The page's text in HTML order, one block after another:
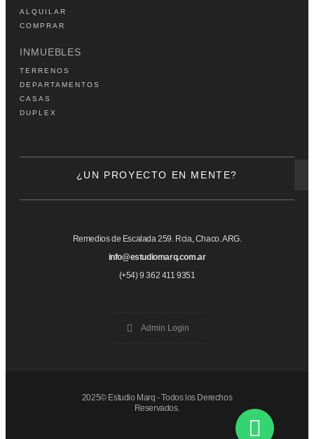
ALQUILAR
COMPRAR
INMUEBLES
TERRENOS
DEPARTAMENTOS
CASAS
DUPLEX
Remedios de Escalada 259. Rcia, Chaco. ARG.
info@estudiomarq.com.ar
(+54) 9 362 411 9351
Admin Login
¿UN PROYECTO EN MENTE?
2025© Estudio Marq - Todos los Derechos
Reservados.